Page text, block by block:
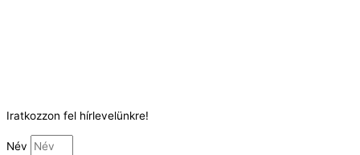
Iratkozzon fel hírlevelünkre!
Név